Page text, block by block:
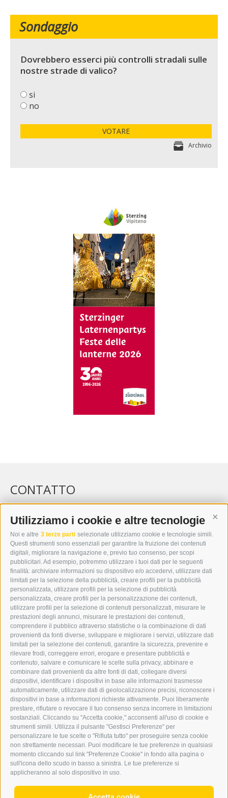
Utilizziamo i cookie e altre tecnologie
Noi e altre 3 terze parti selezionate utilizziamo cookie e tecnologie simili.
Questi strumenti sono essenziali per garantire la fruizione dei contenuti
digitali, migliorare la navigazione e, previo tuo consenso, per scopi
pubblicitari. Ad esempio, potremmo utilizzare i tuoi dati per le seguenti
finalità: archiviare informazioni su dispositivo e/o accedervi, utilizzare dati
limitati per la selezione della pubblicità, creare profili per la pubblicità
personalizzata, utilizzare profili per la selezione di pubblicità
personalizzata, creare profili per la personalizzazione dei contenuti,
utilizzare profili per la selezione di contenuti personalizzati, misurare le
prestazioni degli annunci, misurare le prestazioni dei contenuti,
comprendere il pubblico attraverso statistiche o la combinazione di dati
provenienti da fonti diverse, sviluppare e migliorare i servizi, utilizzare dati
limitati per la selezione dei contenuti, garantire la sicurezza, prevenire e
rilevare frodi, correggere errori, erogare e presentare pubblicità e
contenuto, salvare e comunicare le scelte sulla privacy, abbinare e
combinare dati provenienti da altre fonti di dati, collegare diversi
dispositivi, identificare i dispositivi in base alle informazioni trasmesse
automaticamente, utilizzare dati di geolocalizzazione precisi, riconoscere i
dispositivi in base a informazioni richieste attivamente. Puoi liberamente
prestare, rifiutare o revocare il tuo consenso senza incorrere in limitazioni
sostanziali. Cliccando su "Accetta cookie," acconsenti all'uso di cookie e
strumenti simili. Utilizza il pulsante "Gestisci Preferenze" per
personalizzare le tue scelte o "Rifiuta tutto" per proseguire senza cookie
non strettamente necessari. Puoi modificare le tue preferenze in qualsiasi
momento cliccando sul link "Preferenze Cookie" in fondo alla pagina o
sull'icona dello scudo in basso a sinistra. Le tue preferenze si
applicheranno al solo dispositivo in uso.
Sondaggio
Dovrebbero esserci più controlli stradali sulle
nostre strade di valico?
si
no
VOTARE
Archivio
CONTATTO
WIPP-MEDIA GMBH
DER ERKER
I-39049 VIPITENO
TEL.: +39 0472 766876
GRAFIK@DERERKER.IT
INFO@DERERKER.IT
BARBARA.FONTANA@DERERKER.IT
ERKER
PUBBLICITÀ NELL’ERKER
PUBBLICITÀ ONLINE
ADDEBITO DIRETTO SEPA
REGOLAMENTO COMMENTI
ONLINE VOTING
SERVICE
EVENTI
ANNUNCI
LINK UTILI
METEO
WEBCAM
VIDEO
NECROLOGI